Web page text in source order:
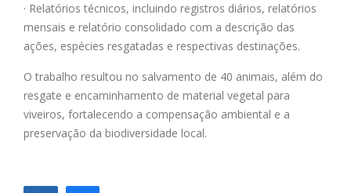
· Relatórios técnicos, incluindo registros diários, relatórios
mensais e relatório consolidado com a descrição das
ações, espécies resgatadas e respectivas destinações.
O trabalho resultou no salvamento de 40 animais, além do
resgate e encaminhamento de material vegetal para
viveiros, fortalecendo a compensação ambiental e a
preservação da biodiversidade local.